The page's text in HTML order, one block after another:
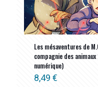
Les mésaventures de
compagnie des
numérique)
8,49 €